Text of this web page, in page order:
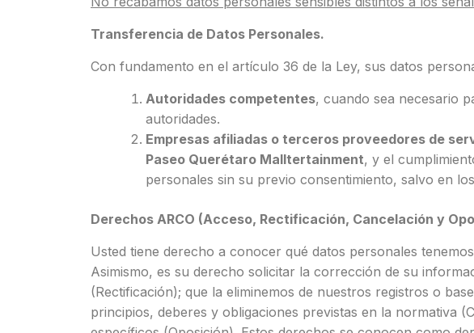
Transferencia de Datos Personales.
Con fundamento en el artículo 36 de la Ley, sus datos
Autoridades competentes, cuando sea necesario
autoridades.
Empresas afiliadas o terceros proveedores de
Paseo Querétaro Malltertainment, y el
personales sin su previo consentimiento, salvo en
Derechos ARCO (Acceso, Rectificación, Cancelación y
Usted tiene derecho a conocer qué datos personales
Asimismo, es su derecho solicitar la corrección de su
(Rectificación); que la eliminemos de nuestros registros o
principios, deberes y obligaciones previstas en la normativa